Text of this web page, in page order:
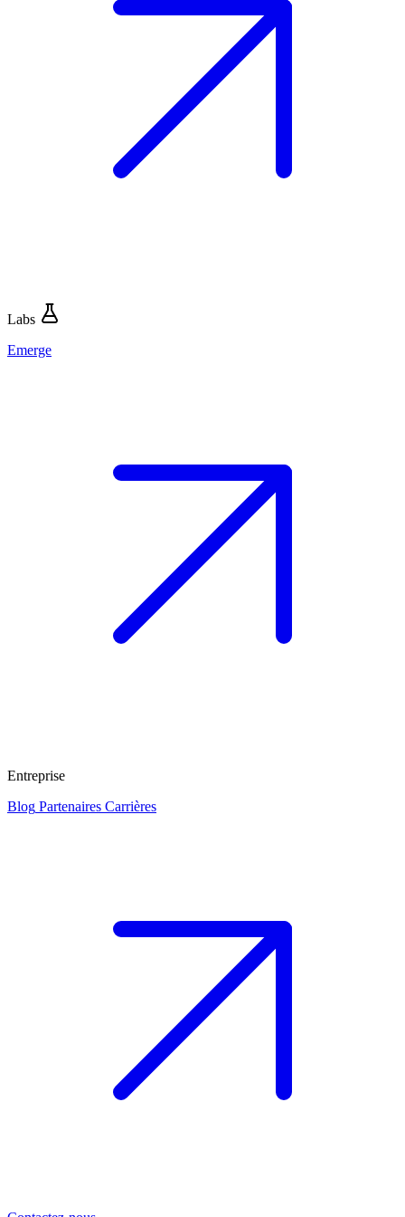
Labs
Emerge
Entreprise
Blog Partenaires Carrières